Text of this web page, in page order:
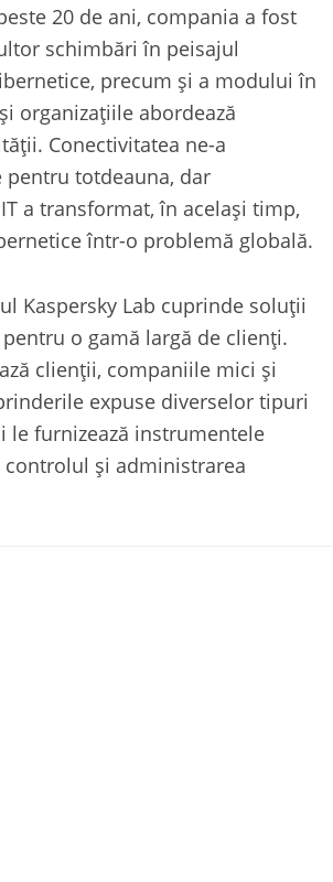
20 de ani, compania a fost
schimbări în peisajul
precum și a modului în
organizațiile abordează
Conectivitatea ne-a
totdeauna, dar
a transformat, în același timp,
într-o problemă globală.
Kaspersky Lab cuprinde soluții
o gamă largă de clienți.
clienții, companiile mici și
expuse diverselor tipuri
le furnizează instrumentele
și administrarea